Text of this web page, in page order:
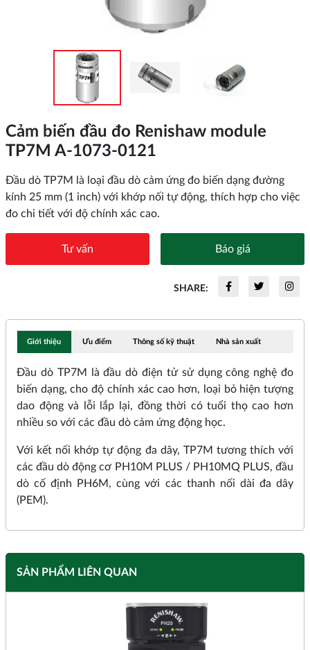
Cảm biến đầu đo Renishaw module
TP7M A-1073-0121
Đầu dò TP7M là loại đầu dò cảm ứng đo biến dạng đường
kính 25 mm (1 inch) với khớp nối tự động, thích hợp cho việc
đo chi tiết với độ chính xác cao.
Tư vấn Báo giá
SHARE:
Giới thiệu Ưu điểm Thông số kỹ thuật Nhà sản xuất
Đầu dò TP7M là đầu dò điện tử sử dụng công nghệ đo
biến dạng, cho độ chính xác cao hơn, loại bỏ hiện tượng
dao động và lỗi lắp lại, đồng thời có tuổi thọ cao hơn
nhiều so với các đầu dò cảm ứng động học.
Với kết nối khớp tự động đa dây, TP7M tương thích với
các đầu dò động cơ PH10M PLUS / PH10MQ PLUS, đầu
dò cố định PH6M, cùng với các thanh nối dài đa dây
(PEM).
SẢN PHẨM LIÊN QUAN